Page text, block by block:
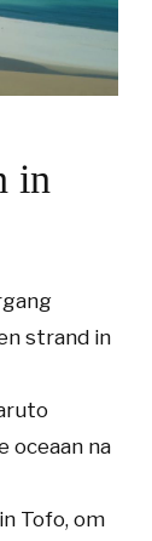
in
strand in
oceaan na
Tofo, om